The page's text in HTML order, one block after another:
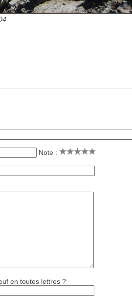
Note :
en toutes lettres ?